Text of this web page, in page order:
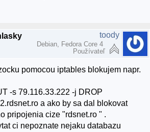
toody
Debian, Fedora Core 4
Používateľ
pomocou iptables blokujem napr.
-s 79.116.33.222 -j DROP
a ako by sa dal blokovat
pripojenia cize "rdsnet.ro " .
ci nepoznate nejaku databazu